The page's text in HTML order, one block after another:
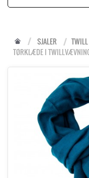
SJALER
TØRKLÆDE I